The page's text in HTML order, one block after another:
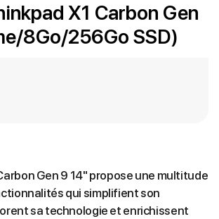
X1 Carbon Gen
8Go/256Go SSD)
Gen 9 14" propose une multitude
qui simplifient son
sa technologie et enrichissent